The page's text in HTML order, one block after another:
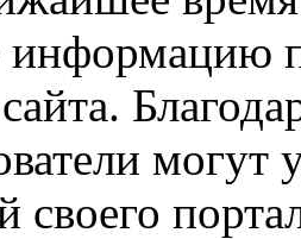
могут
своего